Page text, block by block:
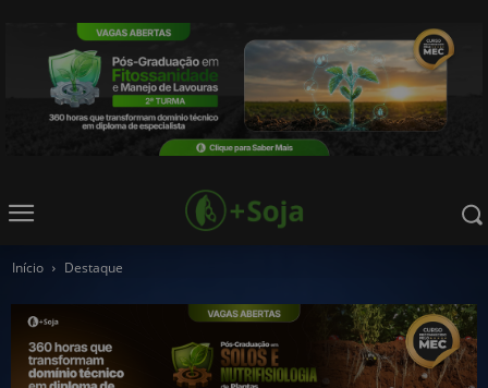
Início Destaque